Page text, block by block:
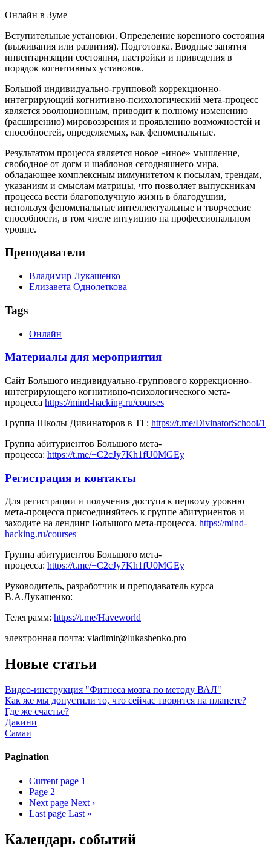
Онлайн в Зуме
Вступительные установки. Определение коренного состояния
(выживания или развития). Подготовка. Вводные занятия
инвентаризации состояния, настройки и приведения в
порядок когнитивных установок.
Большой индивидуально-групповой коррекционно-
интегрирующий когнитивно-психологический мета-процесс
является эволюционным, приводит к полному изменению
(расширению) мировоззрения и проявлению возможностей и
способностей, определяемых, как феноменальные.
Результатом процесса является новое «иное» мышление,
свободное от догм и шаблонов сегодняшнего мира,
обладающее комплексным иммунитетом к посылам, трендам,
указаниям и смыслам матрицы, что позволяет выпускникам
процесса вести благополучную жизнь в благодушии,
используя феноменальные интеллектуальные и творческие
способности, в том числе интуицию на профессиональном
уровне.
Преподаватели
Владимир Лукашенко
Елизавета Однолеткова
Tags
Онлайн
Материалы для мероприятия
Сайт Большого индивидуально-группового коррекционно-
интегрирующего когнитивно-психологического мета-
процесса https://mind-hacking.ru/courses
Группа Школы Дивинаторов в ТГ: https://t.me/DivinatorSchool/1
Группа абитуриентов Большого мета-
процесса: https://t.me/+C2cJy7Kh1fU0MGEy
Регистрация и контакты
Для регистрации и получения доступа к первому уровню
мета-процесса присоединяйтесь к группе абитуриентов и
заходите на лендинг Большого мета-процесса. https://mind-
hacking.ru/courses
Группа абитуриентов Большого мета-
процесса: https://t.me/+C2cJy7Kh1fU0MGEy
Руководитель, разработчик и преподаватель курса
В.А.Лукашенко:
Телеграмм: https://t.me/Haveworld
электронная почта: vladimir@lukashenko.pro
Новые статьи
Видео-инструкция "Фитнеса мозга по методу ВАЛ"
Как же мы допустили то, что сейчас творится на планете?
Где же счастье?
Дакини
Самаи
Pagination
Current page 1
Page 2
Next page Next ›
Last page Last »
Календарь событий